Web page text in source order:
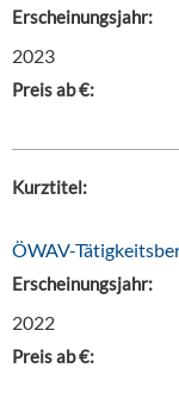
Erscheinungsjahr:
2023
Preis ab €:
Kurztitel:
ÖWAV-
Erscheinungsjahr:
2022
Preis ab €: